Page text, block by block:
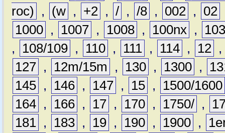
roc)
, (w , +2 , / , /8 , 002 , 02
1000 , 1007 , 1008 , 100nx ,
,
108/109 , 110 , 111 , 114 , 12
127 , 12m/15m , 130 , 1300 ,
145 , 146 , 147 , 15 ,
1500/1600
164 , 166 , 17 , 170 , 1750/ ,
181 , 183 , 19 , 190 , 1900 ,